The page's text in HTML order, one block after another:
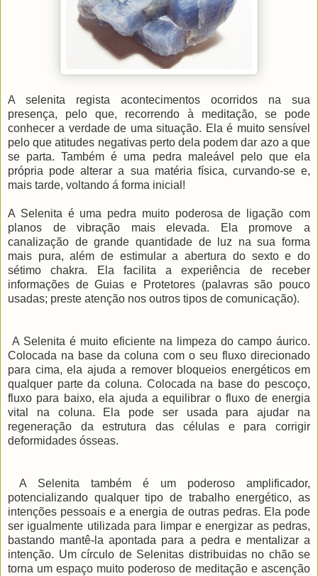
A selenita regista acontecimentos ocorridos na sua
presença, pelo que, recorrendo à meditação, se pode
conhecer a verdade de uma situação. Ela é muito sensível
pelo que atitudes negativas perto dela podem dar azo a que
se parta. Também é uma pedra maleável pelo que ela
própria pode alterar a sua matéria física, curvando-se e,
mais tarde, voltando á forma inicial!
A Selenita é uma pedra muito poderosa de ligação com
planos de vibração mais elevada. Ela promove a
canalização de grande quantidade de luz na sua forma
mais pura, além de estimular a abertura do sexto e do
sétimo chakra. Ela facilita a experiência de receber
informações de Guias e Protetores (palavras são pouco
usadas; preste atenção nos outros tipos de comunicação).
A Selenita é muito eficiente na limpeza do campo áurico.
Colocada na base da coluna com o seu fluxo direcionado
para cima, ela ajuda a remover bloqueios energéticos em
qualquer parte da coluna. Colocada na base do pescoço,
fluxo para baixo, ela ajuda a equilibrar o fluxo de energia
vital na coluna. Ela pode ser usada para ajudar na
regeneração da estrutura das células e para corrigir
deformidades ósseas.
A Selenita também é um poderoso amplificador,
potencializando qualquer tipo de trabalho energético, as
intenções pessoais e a energia de outras pedras. Ela pode
ser igualmente utilizada para limpar e energizar as pedras,
bastando mantê-la apontada para a pedra e mentalizar a
intenção. Um círculo de Selenitas distribuidas no chão se
torna um espaço muito poderoso de meditação e ascenção